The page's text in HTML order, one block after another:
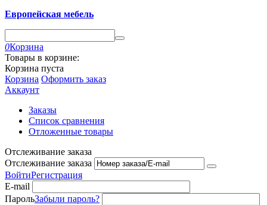
Европейская мебель
0Корзина
Товары в корзине:
Корзина пуста
Корзина Оформить заказ
Аккаунт
Заказы
Список сравнения
Отложенные товары
Отслеживание заказа
Отслеживание заказа
ВойтиРегистрация
E-mail
ПарольЗабыли пароль?